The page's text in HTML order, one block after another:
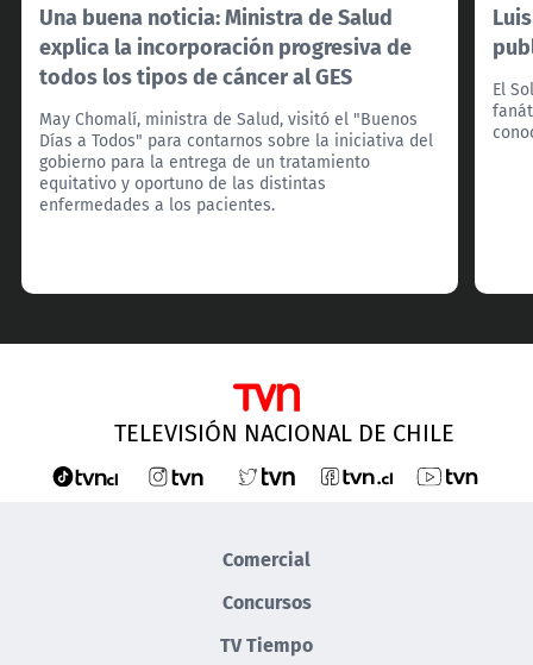
Una buena noticia: Ministra de Salud
explica la incorporación progresiva de
todos los tipos de cáncer al GES
May Chomalí, ministra de Salud, visitó el "Buenos
Días a Todos" para contarnos sobre la iniciativa del
gobierno para la entrega de un tratamiento
equitativo y oportuno de las distintas
enfermedades a los pacientes.
El
TELEVISIÓN NACIONAL DE CHILE
Comercial
Concursos
TV Tiempo